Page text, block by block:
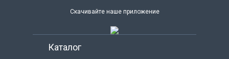
Скачивайте наше приложение
Каталог